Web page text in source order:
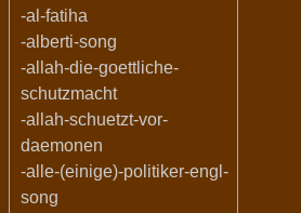
-al-fatiha
-alberti-song
-allah-die-goettliche-
schutzmacht
-allah-schuetzt-vor-
daemonen
-alle-(einige)-politiker-engl-
song